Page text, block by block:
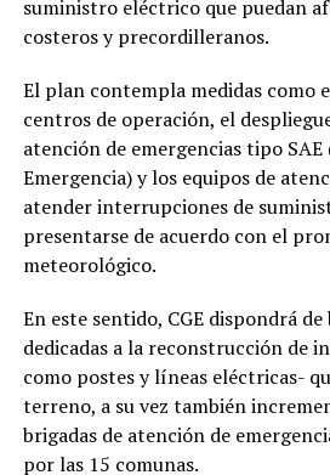
suministro eléctrico que puedan
costeros y precordilleranos.
El plan contempla medidas como
centros de operación, el
atención de emergencias tipo
Emergencia) y los equipos de
atender interrupciones de
presentarse de acuerdo con el
meteorológico.
En este sentido, CGE dispondrá de
dedicadas a la reconstrucción de
como postes y líneas eléctricas-
terreno, a su vez también
brigadas de atención de
por las 15 comunas.